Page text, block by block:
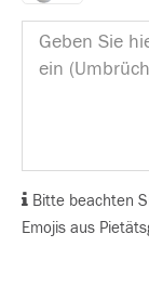
Bitte beachten
Emojis aus